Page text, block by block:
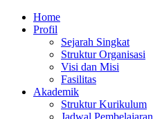
Home
Profil
Sejarah Singkat
Struktur Organisasi
Visi dan Misi
Fasilitas
Akademik
Struktur Kurikulum
Jadwal Pembelajaran